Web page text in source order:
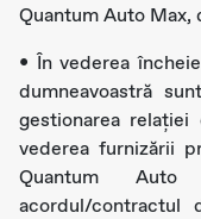
Quantum Auto Max,
• În vederea
dumneavoastră
gestionarea
vederea furnizării
Quantum
acordul/contractul